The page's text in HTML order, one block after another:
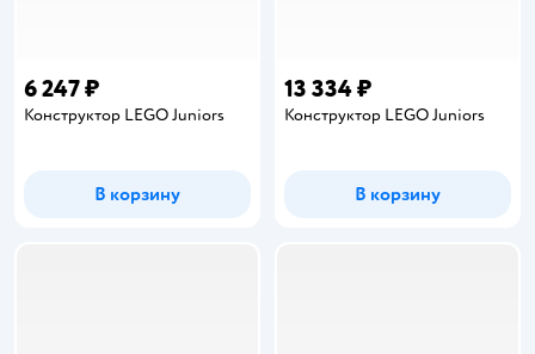
6 247 ₽
Конструктор LEGO Juniors
В корзину
13 334 ₽
Конструктор LEGO Juniors
В корзину